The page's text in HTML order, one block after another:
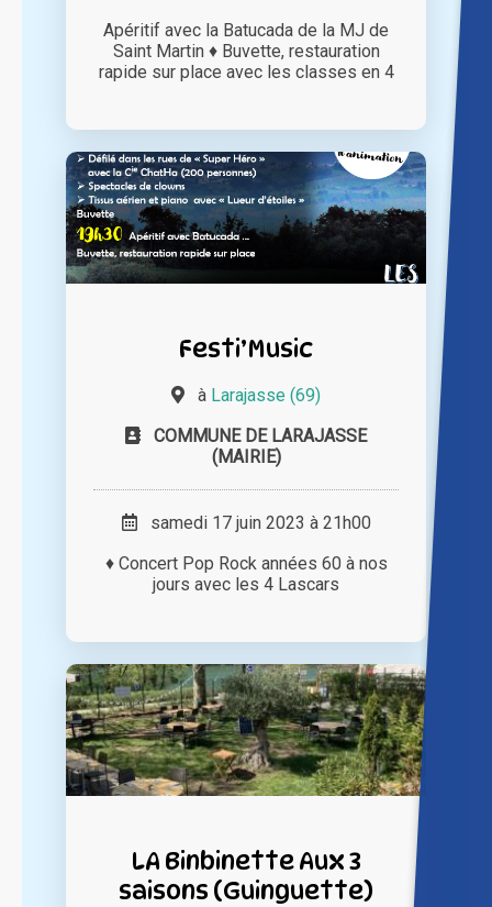
Apéritif avec la Batucada de la MJ de
Saint Martin ♦ Buvette, restauration
rapide sur place avec les classes en 4
Festi’Music
à Larajasse (69)
COMMUNE DE LARAJASSE
(MAIRIE)
samedi 17 juin 2023 à 21h00
♦ Concert Pop Rock années 60 à nos
jours avec les 4 Lascars
LA Binbinette Aux 3
saisons (Guinguette)